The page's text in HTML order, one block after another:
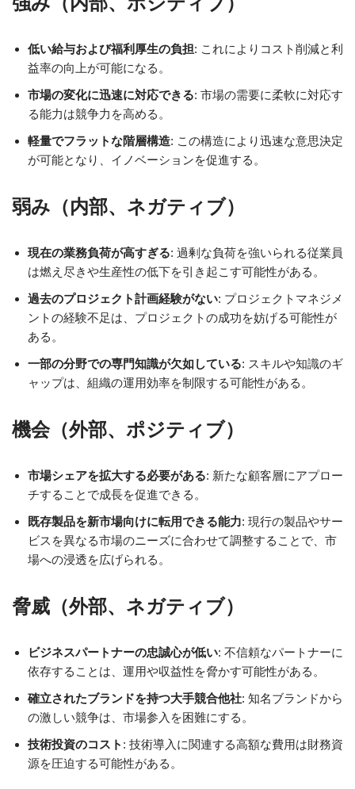
低い給与および福利厚生の負担: これによりコスト削減と利
益率の向上が可能になる。
市場の変化に迅速に対応できる: 市場の需要に柔軟に対応す
る能力は競争力を高める。
軽量でフラットな階層構造: この構造により迅速な意思決定
が可能となり、イノベーションを促進する。
弱み（内部、ネガティブ）
現在の業務負荷が高すぎる: 過剰な負荷を強いられる従業員
は燃え尽きや生産性の低下を引き起こす可能性がある。
過去のプロジェクト計画経験がない: プロジェクトマネジメ
ントの経験不足は、プロジェクトの成功を妨げる可能性が
ある。
一部の分野での専門知識が欠如している: スキルや知識のギ
ャップは、組織の運用効率を制限する可能性がある。
機会（外部、ポジティブ）
市場シェアを拡大する必要がある: 新たな顧客層にアプロー
チすることで成長を促進できる。
既存製品を新市場向けに転用できる能力: 現行の製品やサー
ビスを異なる市場のニーズに合わせて調整することで、市
場への浸透を広げられる。
脅威（外部、ネガティブ）
ビジネスパートナーの忠誠心が低い: 不信頼なパートナーに
依存することは、運用や収益性を脅かす可能性がある。
確立されたブランドを持つ大手競合他社: 知名ブランドから
の激しい競争は、市場参入を困難にする。
技術投資のコスト : 技術導入に関連する高額な費用は財務資
源を圧迫する可能性がある。